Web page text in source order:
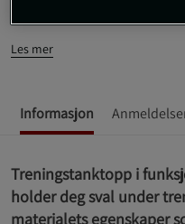
Les mer
Informasjon
Treningstanktopp i
holder deg sval under
materialets egenskaper